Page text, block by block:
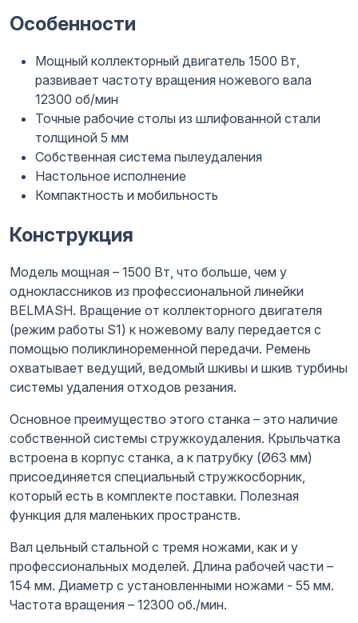
Особенности
Мощный коллекторный двигатель 1500 Вт,
развивает частоту вращения ножевого вала
12300 об/мин
Точные рабочие столы из шлифованной стали
толщиной 5 мм
Собственная система пылеудаления
Настольное исполнение
Компактность и мобильность
Конструкция
Модель мощная – 1500 Вт, что больше, чем у
одноклассников из профессиональной линейки
BELMASH. Вращение от коллекторного двигателя
(режим работы S1) к ножевому валу передается с
помощью поликлиноременной передачи. Ремень
охватывает ведущий, ведомый шкивы и шкив турбины
системы удаления отходов резания.
Основное преимущество этого станка – это наличие
собственной системы стружкоудаления. Крыльчатка
встроена в корпус станка, а к патрубку (Ø63 мм)
присоединяется специальный стружкосборник,
который есть в комплекте поставки. Полезная
функция для маленьких пространств.
Вал цельный стальной с тремя ножами, как и у
профессиональных моделей. Длина рабочей части –
154 мм. Диаметр с установленными ножами - 55 мм.
Частота вращения – 12300 об./мин.